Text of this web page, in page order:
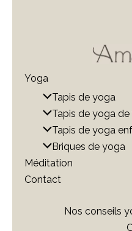
Yoga
Tapis de yoga
Tapis de yoga
Tapis de yoga
Briques de yoga
Méditation
Contact
Nos conseils